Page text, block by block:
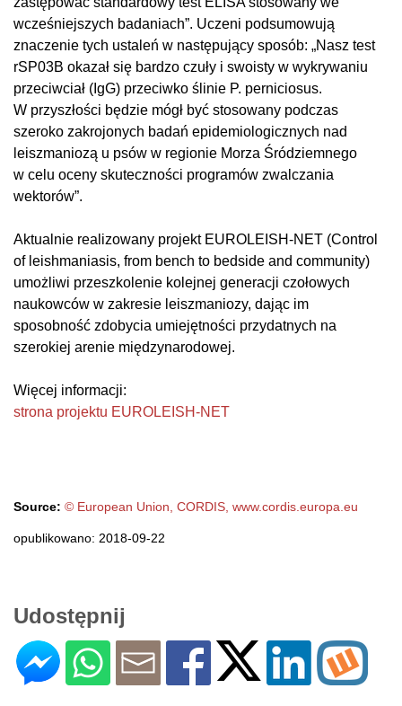
wcześniejszych badaniach”. Uczeni podsumowują
znaczenie tych ustaleń w następujący sposób: „Nasz test
rSP03B okazał się bardzo czuły i swoisty w wykrywaniu
przeciwciał (IgG) przeciwko ślinie P. perniciosus.
W przyszłości będzie mógł być stosowany podczas
szeroko zakrojonych badań epidemiologicznych nad
leiszmaniozą u psów w regionie Morza Śródziemnego
w celu oceny skuteczności programów zwalczania
wektorów”.
Aktualnie realizowany projekt EUROLEISH-NET (Control
of leishmaniasis, from bench to bedside and community)
umożliwi przeszkolenie kolejnej generacji czołowych
naukowców w zakresie leiszmaniozy, dając im
sposobność zdobycia umiejętności przydatnych na
szerokiej arenie międzynarodowej.
Więcej informacji:
strona projektu EUROLEISH-NET
Source: © European Union, CORDIS, www.cordis.europa.eu
opublikowano: 2018-09-22
Udostępnij